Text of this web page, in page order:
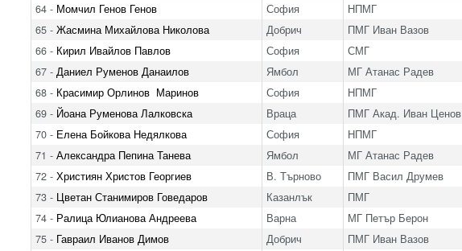
64 - Момчил Генов Генов София НПМГ
65 - Жасмина Михайлова Николова Добрич ПМГ Иван Вазов
66 - Кирил Ивайлов Павлов София СМГ
67 - Даниел Руменов Данаилов Ямбол МГ Атанас Радев
68 - Красимир Орлинов Маринов София НПМГ
69 - Йоана Руменова Лалковска Враца ПМГ Акад. Иван Ценов
70 - Елена Бойкова Недялкова София НПМГ
71 - Александра Пепина Танева Ямбол МГ Атанас Радев
72 - Християн Христов Георгиев В. Търново ПМГ Васил Друмев
73 - Цветан Станимиров Говедаров Казанлък ПМГ
74 - Ралица Юлианова Андреева Варна МГ Петър Берон
75 - Гавраил Иванов Димов Добрич ПМГ Иван Вазов